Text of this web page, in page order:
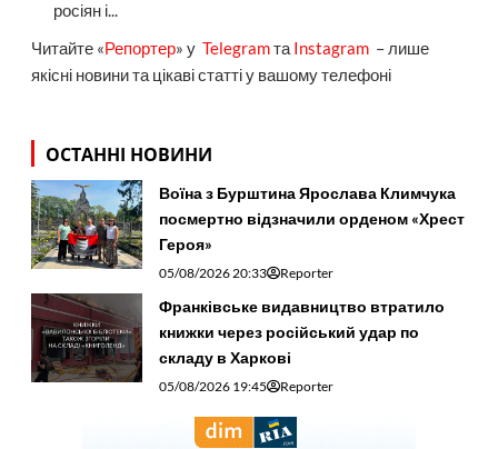
росіян і...
Читайте «Репортер» у Telegramта Instagram– лише
якісні новини та цікаві статті у вашому телефоні
ОСТАННІ НОВИНИ
Воїна з Бурштина Ярослава Климчука
посмертно відзначили орденом «Хрест
Героя»
05/08/2026 20:33 Reporter
Франківське видавництво втратило
книжки через російський удар по
складу в Харкові
05/08/2026 19:45 Reporter